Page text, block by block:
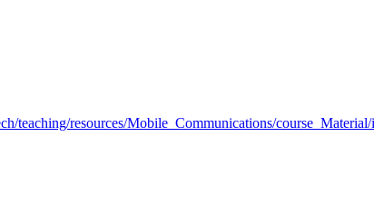
teaching/resources/Mobile_Communications/